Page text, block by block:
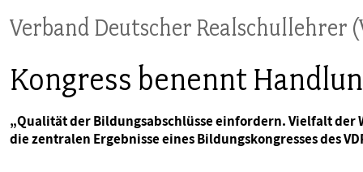
BUNDESTAGSWAHL 2025
POSITIONEN
SCHWERPUNKTTHEMEN
Verband Deutscher Realschullehrer
Kongress benennt
„Qualität der Bildungsabschlüsse einfordern. Vielfalt der
die zentralen Ergebnisse eines Bildungskongresses des